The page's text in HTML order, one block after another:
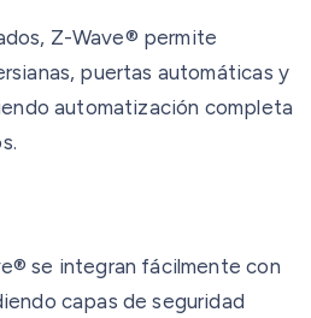
Z-Wave® permite
puertas automáticas y
automatización completa
se integran fácilmente con
capas de seguridad